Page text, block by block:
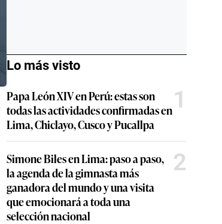
Lo más visto
Papa León XIV en Perú: estas son
todas las actividades confirmadas en
Lima, Chiclayo, Cusco y Pucallpa
1
Simone Biles en Lima: paso a paso,
la agenda de la gimnasta más
ganadora del mundo y una visita
que emocionará a toda una
selección nacional
2